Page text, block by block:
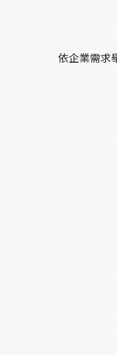
依企業需求